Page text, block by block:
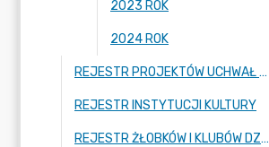
2023 ROK
2024 ROK
REJESTR PROJEKTÓW UCHWAŁ RADY MIASTA RADZIONKÓW
REJESTR INSTYTUCJI KULTURY
REJESTR ŻŁOBKÓW I KLUBÓW DZIECIĘCYCH (STRONA SYSTEMU REJESTR ŻŁOBKÓW)